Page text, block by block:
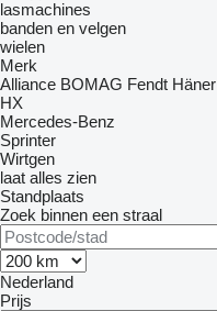
lasmachines
banden en velgen
wielen
Merk
Alliance BOMAG Fendt Häner
HX
Mercedes-Benz
Sprinter
Wirtgen
laat alles zien
Standplaats
Zoek binnen een straal
Nederland
Prijs